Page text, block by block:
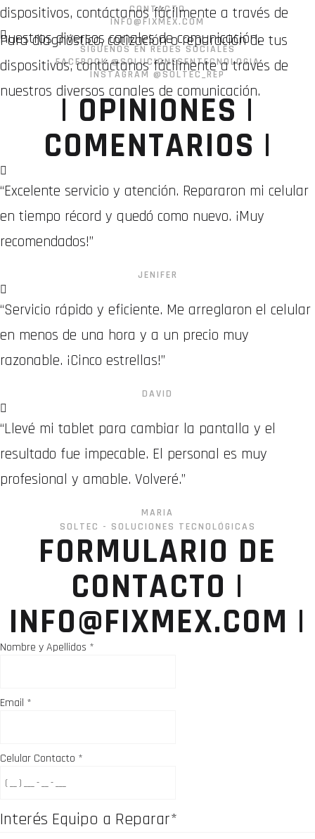
CONTACTO
INFO@FIXMEX.COM
dispositivos, contáctanos fácilmente a través de
nuestros diversos canales de comunicación.
SÍGUENOS EN REDES SOCIALES
FACEBOOK @SOLUCIONESENTECNOLOGIA
INSTAGRAM @SOLTEC_REP
Para diagnóstico, cotización o reparación de tus
dispositivos, contáctanos fácilmente a través de
nuestros diversos canales de comunicación.
| OPINIONES |
COMENTARIOS |
“Excelente servicio y atención. Repararon mi celular
en tiempo récord y quedó como nuevo. ¡Muy
recomendados!”
JENIFER
“Servicio rápido y eficiente. Me arreglaron el celular
en menos de una hora y a un precio muy
razonable. ¡Cinco estrellas!”
DAVID
“Llevé mi tablet para cambiar la pantalla y el
resultado fue impecable. El personal es muy
profesional y amable. Volveré.”
MARIA
SOLTEC - SOLUCIONES TECNOLÓGICAS
FORMULARIO DE
CONTACTO |
INFO@FIXMEX.COM |
Nombre y Apellidos *
Email *
Celular Contacto *
Interés Equipo a Reparar*